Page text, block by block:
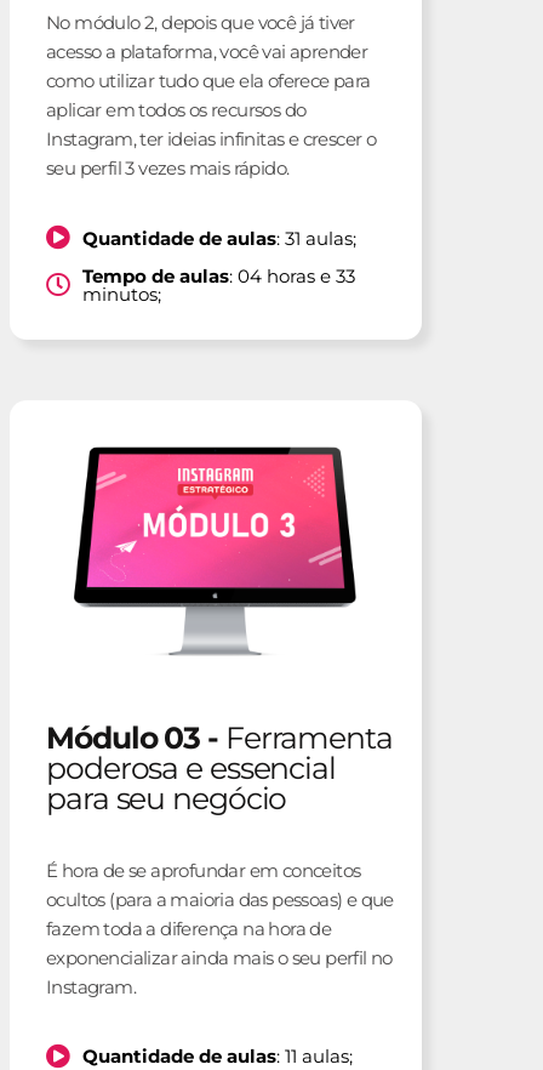
No módulo 2, depois que você já tiver
acesso a plataforma, você vai aprender
como utilizar tudo que ela oferece para
aplicar em todos os recursos do
Instagram, ter ideias infinitas e crescer o
seu perfil 3 vezes mais rápido.
Quantidade de aulas: 31 aulas;
Tempo de aulas: 04 horas e 33
minutos;
Módulo 03 - Ferramenta
poderosa e essencial
para seu negócio
É hora de se aprofundar em conceitos
ocultos (para a maioria das pessoas) e que
fazem toda a diferença na hora de
exponencializar ainda mais o seu perfil no
Instagram.
Quantidade de aulas: 11 aulas;